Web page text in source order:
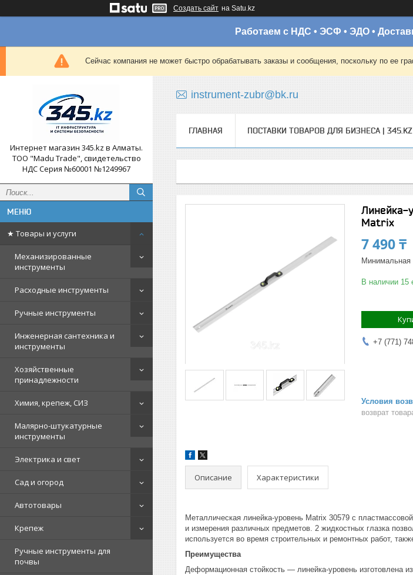
Создать сайт на Satu.kz
Работаем с НДС • ЭСФ • ЭДО •
Сейчас компания не может быстро обрабатывать заказы и сообщения, поскольку по ее
Интернет магазин 345.kz в Алматы.
ТОО "Madu Trade", свидетельство
НДС Серия №60001 №1249967
★ Товары и услуги
Механизированные
инструменты
Расходные инструменты
Ручные инструменты
Инженерная сантехника и
инструменты
Хозяйственные
принадлежности
Химия, крепеж, СИЗ
Малярно-штукатурные
инструменты
Электрика и свет
Сад и огород
Автотовары
Крепеж
Ручные инструменты для
почвы
instrument-zubr@bk.ru
ГЛАВНАЯ ПОСТАВКИ ТОВАРОВ ДЛЯ БИЗНЕСА | 345.KZ
Линейка-
Matrix
7 490 ₸
Минимальная
В наличии 15
+7 (771)
возврат
Описание Характеристики
Металлическая линейка-уровень Matrix 30579 с
и измерения различных предметов. 2 жидкостных глазка
используется во время строительных и ремонтных работ,
Преимущества
Деформационная стойкость — линейка-уровень изготовлена